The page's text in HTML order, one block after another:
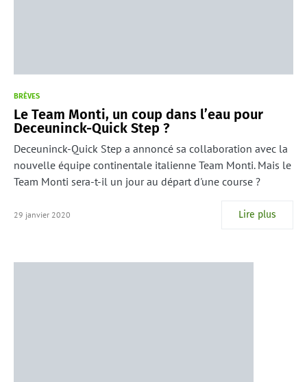
BRÈVES
Le Team Monti, un coup dans l’eau pour
Deceuninck-Quick Step ?
Deceuninck-Quick Step a annoncé sa collaboration avec la
nouvelle équipe continentale italienne Team Monti. Mais le
Team Monti sera-t-il un jour au départ d'une course ?
29 janvier 2020 Lire plus